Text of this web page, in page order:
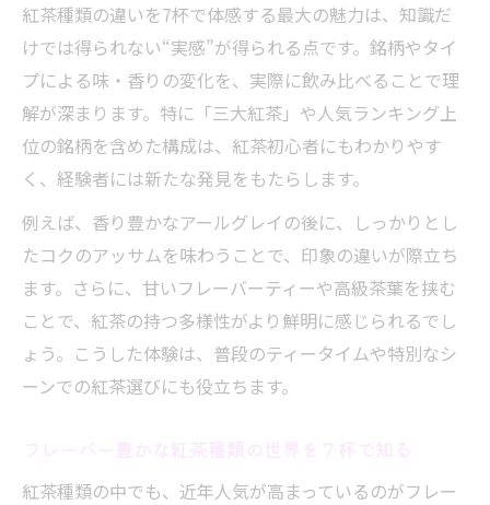
朝と夜で楽しむ紅茶種類７杯の提案
シーン別に選ぶ紅茶種類と７杯の味わい
おもてなしに最適な紅茶種類７杯の組み合
わせ
ペットボトルでは味わえない紅茶種類７杯
フレーバー紅茶種類も７杯でシーンごとに
堪能
紅茶種類の違いを7杯で体感する最大の魅力は、知識だ
けでは得られない“実感”が得られる点です。銘柄やタイ
プによる味・香りの変化を、実際に飲み比べることで理
解が深まります。特に「三大紅茶」や人気ランキング上
位の銘柄を含めた構成は、紅茶初心者にもわかりやす
く、経験者には新たな発見をもたらします。
例えば、香り豊かなアールグレイの後に、しっかりとし
たコクのアッサムを味わうことで、印象の違いが際立ち
ます。さらに、甘いフレーバーティーや高級茶葉を挟む
ことで、紅茶の持つ多様性がより鮮明に感じられるでし
ょう。こうした体験は、普段のティータイムや特別なシ
ーンでの紅茶選びにも役立ちます。
紅茶種類の中でも、近年人気が高まっているのがフレー